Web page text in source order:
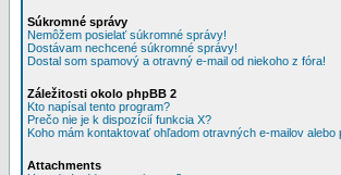
Súkromné správy
Nemôžem posielať súkromné správy!
Dostávam nechcené súkromné správy!
Dostal som spamový a otravný e-mail od niekoho z fóra!
Záležitosti okolo phpBB 2
Kto napísal tento program?
Prečo nie je k dispozícií funkcia X?
Koho mám kontaktovať ohľadom otravných e-mailov
Attachments